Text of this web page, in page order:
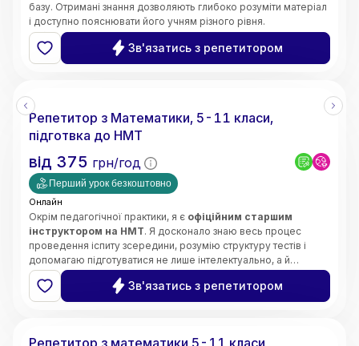
базу. Отримані знання дозволяють глибоко розуміти матеріал
і доступно пояснювати його учням різного рівня.
• Чітке та доступне пояснення складних тем
• Системний та структурований підхід до навчання
• Індивідуальний підхід до кожного учня
дошки)
• Орієнтація на результат і прогрес учнів
Зв'язатись з репетитором
Репетитор з Математики, 5-11 класи,
підготвка до НМТ
від 375 грн/год
Перший урок безкоштовно
Онлайн
Окрім педагогічної практики, я є офіційним старшим
інструктором на НМТ. Я досконало знаю весь процес
проведення іспиту зсередини, розумію структуру тестів і
допомагаю підготуватися не лише інтелектуально, а й
психологічно — без страху та паніки.
Щиро люблю свій предмет і люблю своїх учнів. Моє головне
завдання —
зробити все важке, складне та страшне в
математиці легким, простим і зрозумілим для вашої
Зв'язатись з репетитором